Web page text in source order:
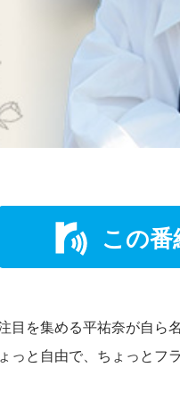
この
目を集める平祐奈が自ら
っと自由で、ちょっとフ